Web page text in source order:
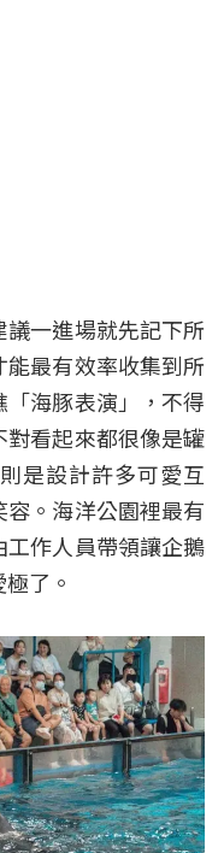
一進場就先記下所
最有效率收集到所
海豚表演」，不得
看起來都很像是罐
是設計許多可愛互
。海洋公園裡最有
工作人員帶領讓企鵝
了。